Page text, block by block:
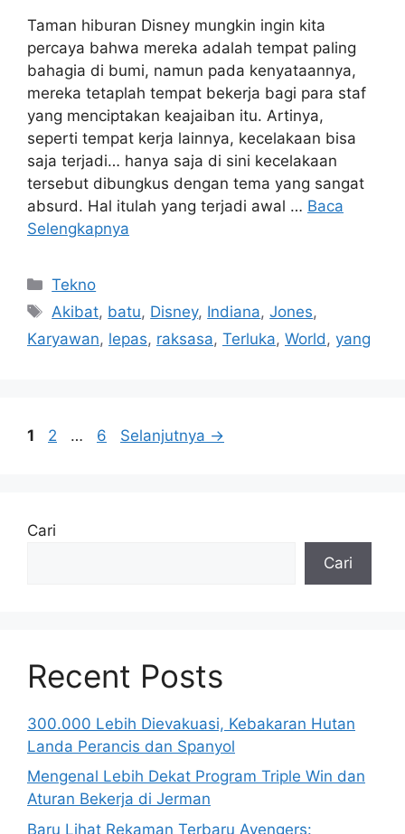
Taman hiburan Disney mungkin ingin kita
percaya bahwa mereka adalah tempat paling
bahagia di bumi, namun pada kenyataannya,
mereka tetaplah tempat bekerja bagi para staf
yang menciptakan keajaiban itu. Artinya,
seperti tempat kerja lainnya, kecelakaan bisa
saja terjadi… hanya saja di sini kecelakaan
tersebut dibungkus dengan tema yang sangat
absurd. Hal itulah yang terjadi awal … Baca
Selengkapnya
Kategori
Tekno
Tag
Akibat, batu, Disney, Indiana,Jones,
Karyawan, lepas, raksasa, Terluka, World , yang
Halaman
1 Halaman
2 … Halaman
6 Selanjutnya →
Cari
Cari
Recent Posts
300.000 Lebih Dievakuasi, Kebakaran Hutan
Landa Perancis dan Spanyol
Mengenal Lebih Dekat Program Triple Win dan
Aturan Bekerja di Jerman
Baru Lihat Rekaman Terbaru Avengers: